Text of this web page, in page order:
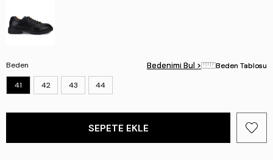
Beden
41 42 43 44
Bedenimi Bul > Beden Tablosu
Bedenimi Bul > Beden Tablosu